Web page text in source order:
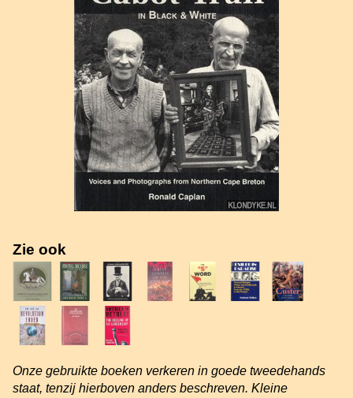
Zie ook
Onze gebruikte boeken verkeren in goede tweedehands
staat, tenzij hierboven anders beschreven. Kleine